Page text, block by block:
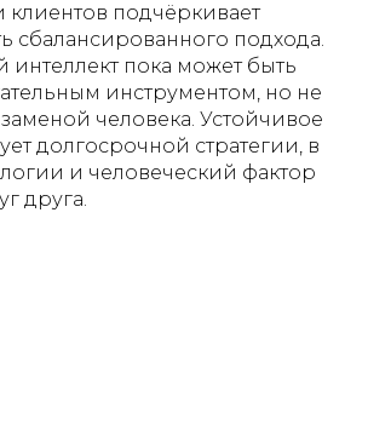
подчёркивает
сбалансированного подхода.
интеллект пока может быть
инструментом, но не
человека. Устойчивое
долгосрочной стратегии, в
и человеческий фактор
друга.